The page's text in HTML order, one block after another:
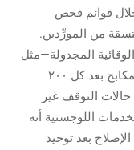
قوائم فحص
من المورِّدين.
المجدولة—مثل
تحليل السوائل كل ١٥٠٠٠ ميل أو معايرة المكابح بعد كل ٢٠٠
التوقف غير
اللوجستية أنه
زمن الإصلاح بعد توحيد